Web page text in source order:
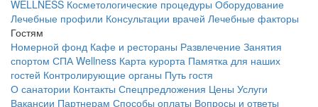
WELLNESS Косметологические процедуры Оборудование
Лечебные профили Консультации врачей Лечебные факторы
Гостям
Номерной фонд Кафе и рестораны Развлечение Занятия
спортом СПА Wellness Карта курорта Памятка для наших
гостей Контролирующие органы Путь гостя
О санатории Контакты Спецпредложения Цены Услуги
Вакансии Партнерам Способы оплаты Вопросы и ответы